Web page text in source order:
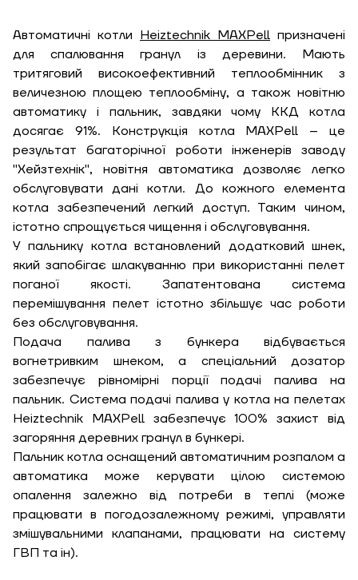
Автоматичні котли Heiztechnik MAXPell призначені
для спалювання гранул із деревини. Мають
тритяговий високоефективний теплообмінник з
величезною площею теплообміну, а також новітню
автоматику і пальник, завдяки чому ККД котла
досягає 91%. Конструкція котла MAXPell – це
результат багаторічної роботи інженерів заводу
"Хейзтехнік", новітня автоматика дозволяє легко
обслуговувати дані котли. До кожного елемента
котла забезпечений легкий доступ. Таким чином,
істотно спрощується чищення і обслуговування.
У пальнику котла встановлений додатковий шнек,
який запобігає шлакуванню при використанні пелет
поганої якості. Запатентована система
перемішування пелет істотно збільшує час роботи
без обслуговування.
Подача палива з бункера відбувається
вогнетривким шнеком, а спеціальний дозатор
забезпечує рівномірні порції подачі палива на
пальник. Система подачі палива у котла на пелетах
Heiztechnik MAXPell забезпечує 100% захист від
загоряння деревних гранул в бункері.
Пальник котла оснащений автоматичним розпалом а
автоматика може керувати цілою системою
опалення залежно від потреби в теплі (може
працювати в погодозалежному режимі, управляти
змішувальними клапанами, працювати на систему
ГВП та ін).